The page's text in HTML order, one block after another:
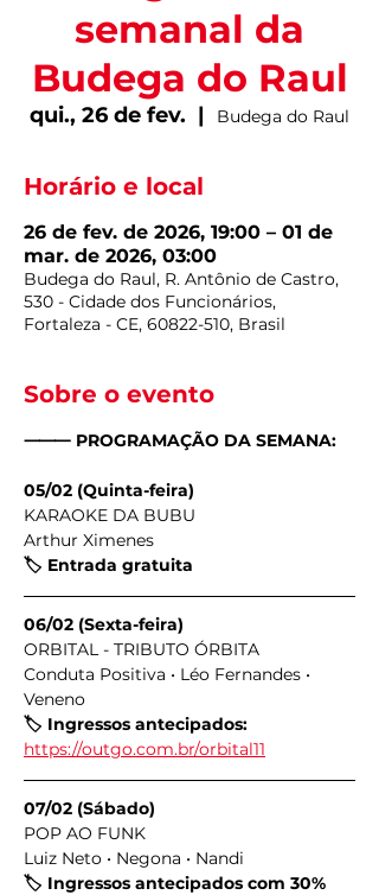
semanal da
Budega do Raul
qui., 26 de fev.
  |
Budega do Raul
Horário e local
26 de fev. de 2026, 19:00 – 01 de
mar. de 2026, 03:00
Budega do Raul, R. Antônio de Castro,
530 - Cidade dos Funcionários,
Fortaleza - CE, 60822-510, Brasil
Sobre o evento
⸻ PROGRAMAÇÃO DA SEMANA:
05/02 (Quinta-feira)
KARAOKE DA BUBU
Arthur Ximenes
🏷️ Entrada gratuita
06/02 (Sexta-feira)
ORBITAL - TRIBUTO ÓRBITA
Conduta Positiva • Léo Fernandes •
Veneno
🏷️ Ingressos antecipados:
https://outgo.com.br/orbital11
07/02 (Sábado)
POP AO FUNK
Luiz Neto • Negona • Nandi
🏷️ Ingressos antecipados com 30%